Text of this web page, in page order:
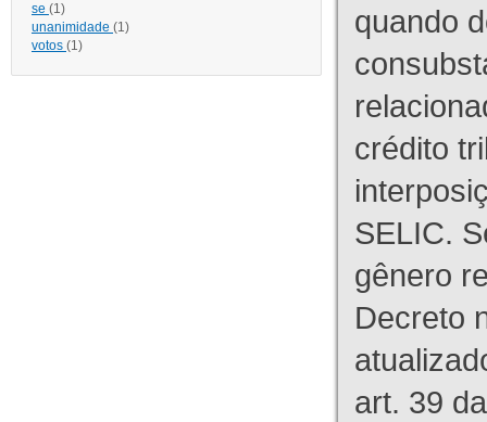
se (1)
unanimidade (1)
votos (1)
quando
crédito
SELIC.
gênero
Decreto
art. 39